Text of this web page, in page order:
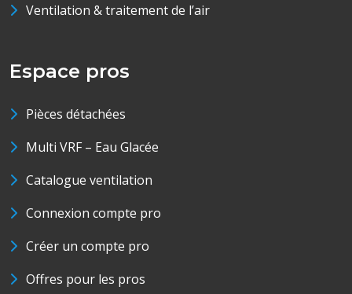
Ventilation & traitement de l’air
Espace pros
Pièces détachées
Multi VRF – Eau Glacée
Catalogue ventilation
Connexion compte pro
Créer un compte pro
Offres pour les pros